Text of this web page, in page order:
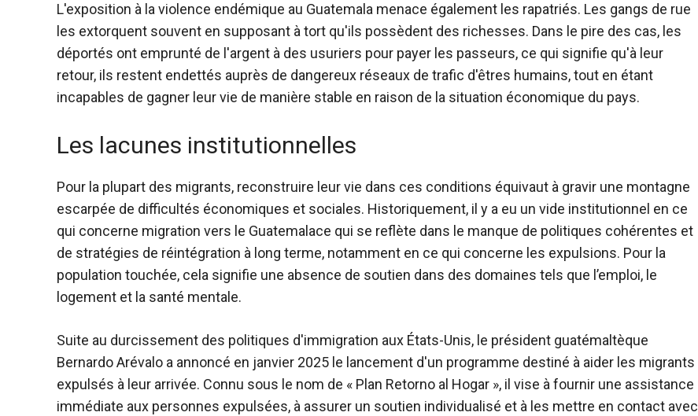
L'exposition à la violence endémique au Guatemala menace également les rapatriés. Les gangs de rue
les extorquent souvent en supposant à tort qu'ils possèdent des richesses. Dans le pire des cas, les
déportés ont emprunté de l'argent à des usuriers pour payer les passeurs, ce qui signifie qu'à leur
retour, ils restent endettés auprès de dangereux réseaux de trafic d'êtres humains, tout en étant
incapables de gagner leur vie de manière stable en raison de la situation économique du pays.
Les lacunes institutionnelles
Pour la plupart des migrants, reconstruire leur vie dans ces conditions équivaut à gravir une montagne
escarpée de difficultés économiques et sociales. Historiquement, il y a eu un vide institutionnel en ce
qui concerne migration vers le Guatemalace qui se reflète dans le manque de politiques cohérentes et
de stratégies de réintégration à long terme, notamment en ce qui concerne les expulsions. Pour la
population touchée, cela signifie une absence de soutien dans des domaines tels que l’emploi, le
logement et la santé mentale.
Suite au durcissement des politiques d'immigration aux États-Unis, le président guatémaltèque
Bernardo Arévalo a annoncé en janvier 2025 le lancement d'un programme destiné à aider les migrants
expulsés à leur arrivée. Connu sous le nom de « Plan Retorno al Hogar », il vise à fournir une assistance
immédiate aux personnes expulsées, à assurer un soutien individualisé et à les mettre en contact avec